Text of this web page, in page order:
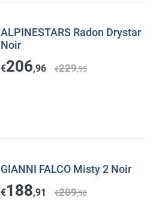
ALPINESTARS Radon Drystar
Noir
€206,96 €229,95
GIANNI FALCO Misty 2 Noir
€188,91 €209,90